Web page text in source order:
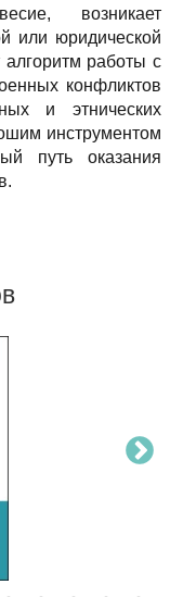
возникает
или юридической
работы с
конфликтов
и этнических
инструментом
путь оказания